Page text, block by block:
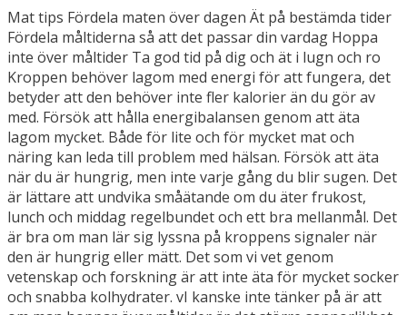
Mat tips Fördela maten över dagen Ät på bestämda tider
Fördela måltiderna så att det passar din vardag Hoppa
inte över måltider Ta god tid på dig och ät i lugn och ro
Kroppen behöver lagom med energi för att fungera, det
betyder att den behöver inte fler kalorier än du gör av
med. Försök att hålla energibalansen genom att äta
lagom mycket. Både för lite och för mycket mat och
näring kan leda till problem med hälsan. Försök att äta
när du är hungrig, men inte varje gång du blir sugen. Det
är lättare att undvika småätande om du äter frukost,
lunch och middag regelbundet och ett bra mellanmål. Det
är bra om man lär sig lyssna på kroppens signaler när
den är hungrig eller mätt. Det som vi vet genom
vetenskap och forskning är att inte äta för mycket socker
och snabba kolhydrater. vI kanske inte tänker på är att